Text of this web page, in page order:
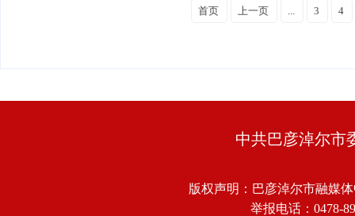
首页 上一页 ... 3 4
中共巴彦淖尔市
版权声明：巴彦淖尔市融媒
举报电话：0478-